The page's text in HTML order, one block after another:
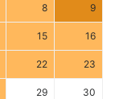
8 9
15 16
22 23
29 30